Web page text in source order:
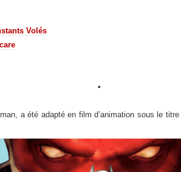
Volés
•
a été adapté en film d’animation sous le titre